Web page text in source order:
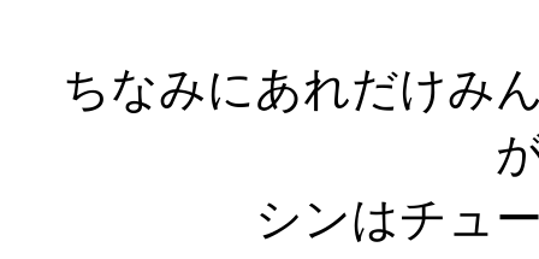
ちなみにあれだけみ
シンはチュ